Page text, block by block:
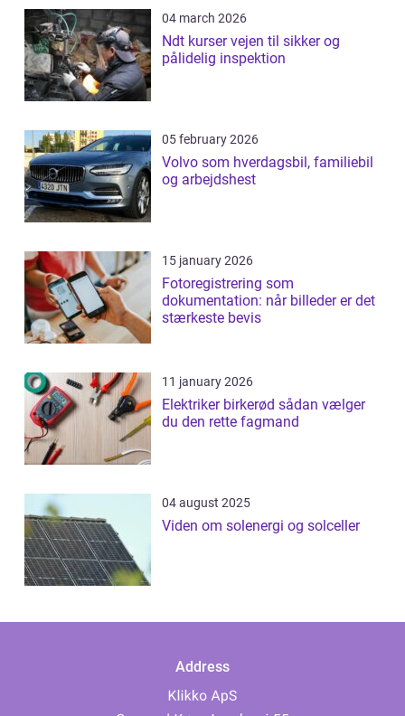
04 march 2026
Ndt kurser vejen til sikker og
pålidelig inspektion
05 february 2026
Volvo som hverdagsbil, familiebil
og arbejdshest
15 january 2026
Fotoregistrering som
dokumentation: når billeder er det
stærkeste bevis
11 january 2026
Elektriker birkerød sådan vælger
du den rette fagmand
04 august 2025
Viden om solenergi og solceller
Address